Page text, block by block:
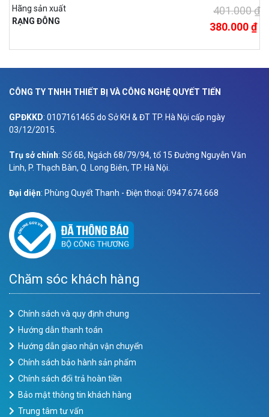
Hãng sản xuất
RẠNG ĐÔNG
401.000 ₫
380.000 ₫
CÔNG TY TNHH THIẾT BỊ VÀ CÔNG NGHỆ QUYẾT TIẾN
GPĐKKD: 0107161465 do Sở KH & ĐT TP. Hà Nội cấp ngày
03/12/2015.
Trụ sở chính: Số 6B, Ngách 68/79/94, tổ 15 Đường Nguyễn Văn
Linh, P. Thạch Bàn, Q. Long Biên, TP. Hà Nội.
Đại diện: Phùng Quyết Thanh - Điện thoại: 0947.674.668
Chăm sóc khách hàng
Chính sách và quy định chung
Hướng dẫn thanh toán
Hướng dẫn giao nhận vận chuyển
Chính sách bảo hành sản phẩm
Chính sách đổi trả hoàn tiền
Bảo mật thông tin khách hàng
Trung tâm tư vấn